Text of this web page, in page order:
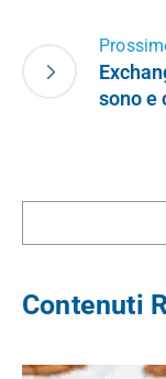
sono e
Contenuti